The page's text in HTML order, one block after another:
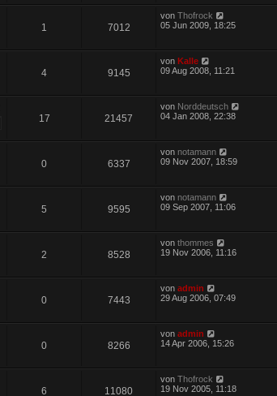
1 7012
vonThofrock
05 Jun 2009, 18:25
4 9145
vonKalle
09 Aug 2008, 11:21
17 21457
von Norddeutsch
04 Jan 2008, 22:38
0 6337
vonnotamann
09 Nov 2007, 18:59
5 9595
vonnotamann
09 Sep 2007, 11:06
2 8528
vonthommes
19 Nov 2006, 11:16
0 7443
vonadmin
29 Aug 2006, 07:49
0 8266
vonadmin
14 Apr 2006, 15:26
6 11080
vonThofrock
19 Nov 2005, 11:18